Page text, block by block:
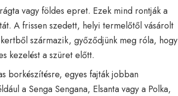
vagy földes epret. Ezek mind rontják a
A frissen szedett, helyi termelőtől vásárolt
származik, győződjünk meg róla, hogy
kezelést a szüret előtt.
borkészítésre, egyes fajták jobban
a Senga Sengana, Elsanta vagy a Polka,